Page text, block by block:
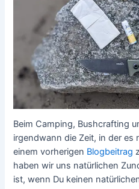
Beim Camping, Bushcrafting
irgendwann die Zeit, in der es
einem vorherigen Blogbeitrag
haben wir uns natürlichen
ist, wenn Du keinen